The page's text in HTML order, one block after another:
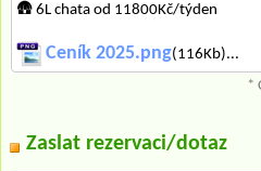
🛖 6L chata od 11800Kč/týden
Ceník 2025.png(116Kb)...
*
Zaslat rezervaci/dotaz